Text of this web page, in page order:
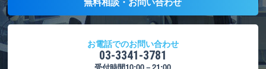
お電話でのお問い合わせ
03-3341-3781
受付時間10:00－21:00